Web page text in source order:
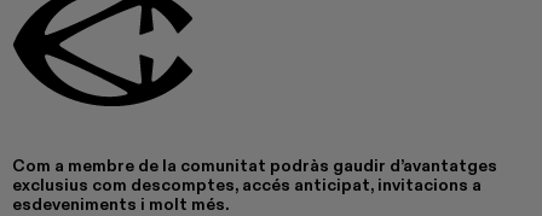
Com a membre de la comunitat podràs gaudir d’avantatges
exclusius com descomptes, accés anticipat, invitacions a
esdeveniments i molt més.